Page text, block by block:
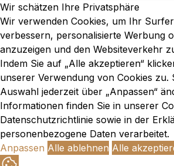
Wir schätzen Ihre Privatsphäre
Wir verwenden Cookies, um Ihr
verbessern, personalisierte Werbung
anzuzeigen und den Websiteverkehr
Indem Sie auf „Alle akzeptieren“
unserer Verwendung von Cookies zu.
Auswahl jederzeit über „Anpassen“
Informationen finden Sie in unserer
Datenschutzrichtlinie sowie in der
personenbezogene Daten verarbeitet.
Anpassen Alle ablehnen Alle